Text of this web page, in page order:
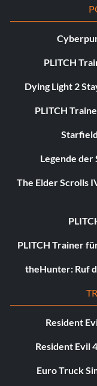
PLITCH
Dying Light 2
PLITCH
Legende der
The Elder Scrolls
PLITCH Trainer
theHunter: Ruf
Resident
Resident Evil
Euro Truck